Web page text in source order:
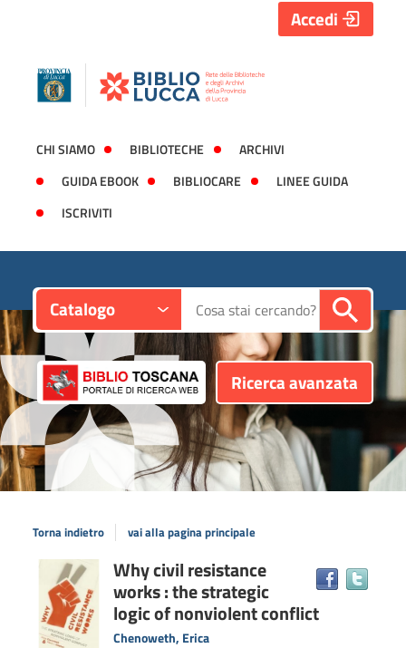
CHI SIAMO BIBLIOTECHE
ARCHIVI
GUIDA EBOOK
BIBLIOCARE
LINEE GUIDA
ISCRIVITI
Accedi
Catalogo Cerca su "Catalogo"
Ricerca avanzata
Torna indietro vai alla pagina principale
Dettaglio
del
documento
Why civil resistance
works : the strategic
logic of nonviolent conflict
Chenoweth, Erica